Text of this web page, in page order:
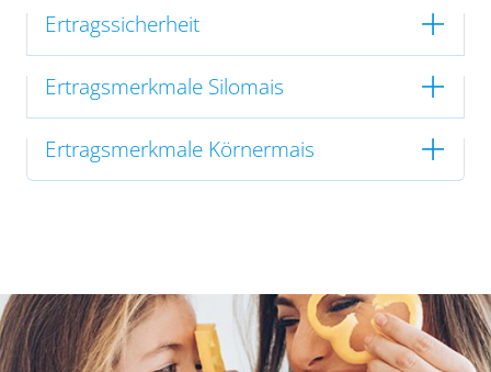
Ertragssicherheit
Ertragsmerkmale Silomais
Ertragsmerkmale Körnermais